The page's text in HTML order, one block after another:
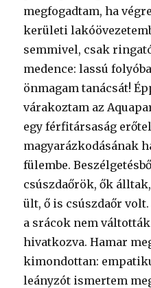
megfogadtam, ha
kerületi
semmivel, csak
medence: lassú
önmagam tanácsát!
várakoztam az
egy férfitársaság
magyarázkodásának
fülembe.
csúszdaőrök, ők
ült, ő is csúszdaőr
a srácok nem
hivatkozva. Hamar
kimondottan:
leányzót ismertem